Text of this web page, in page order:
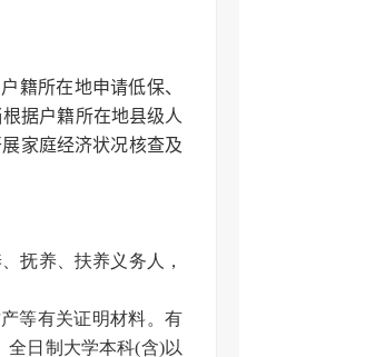
籍所在地申请低保、
据户籍所在地县级人
家庭经济状况核查及
抚养、扶养义务人，
等有关证明材料。有
日制大学本科(含)以